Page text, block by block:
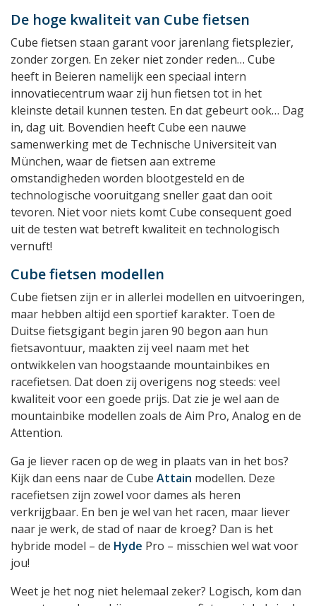
De hoge kwaliteit van Cube fietsen
Cube fietsen staan garant voor jarenlang fietsplezier,
zonder zorgen. En zeker niet zonder reden… Cube
heeft in Beieren namelijk een speciaal intern
innovatiecentrum waar zij hun fietsen tot in het
kleinste detail kunnen testen. En dat gebeurt ook… Dag
in, dag uit. Bovendien heeft Cube een nauwe
samenwerking met de Technische Universiteit van
München, waar de fietsen aan extreme
omstandigheden worden blootgesteld en de
technologische vooruitgang sneller gaat dan ooit
tevoren. Niet voor niets komt Cube consequent goed
uit de testen wat betreft kwaliteit en technologisch
vernuft!
Cube fietsen modellen
Cube fietsen zijn er in allerlei modellen en uitvoeringen,
maar hebben altijd een sportief karakter. Toen de
Duitse fietsgigant begin jaren 90 begon aan hun
fietsavontuur, maakten zij veel naam met het
ontwikkelen van hoogstaande mountainbikes en
racefietsen. Dat doen zij overigens nog steeds: veel
kwaliteit voor een goede prijs. Dat zie je wel aan de
mountainbike modellen zoals de Aim Pro, Analog en de
Attention.
Ga je liever racen op de weg in plaats van in het bos?
Kijk dan eens naar de Cube Attain modellen. Deze
racefietsen zijn zowel voor dames als heren
verkrijgbaar. En ben je wel van het racen, maar liever
naar je werk, de stad of naar de kroeg? Dan is het
hybride model – de Hyde Pro – misschien wel wat voor
jou!
Weet je het nog niet helemaal zeker? Logisch, kom dan